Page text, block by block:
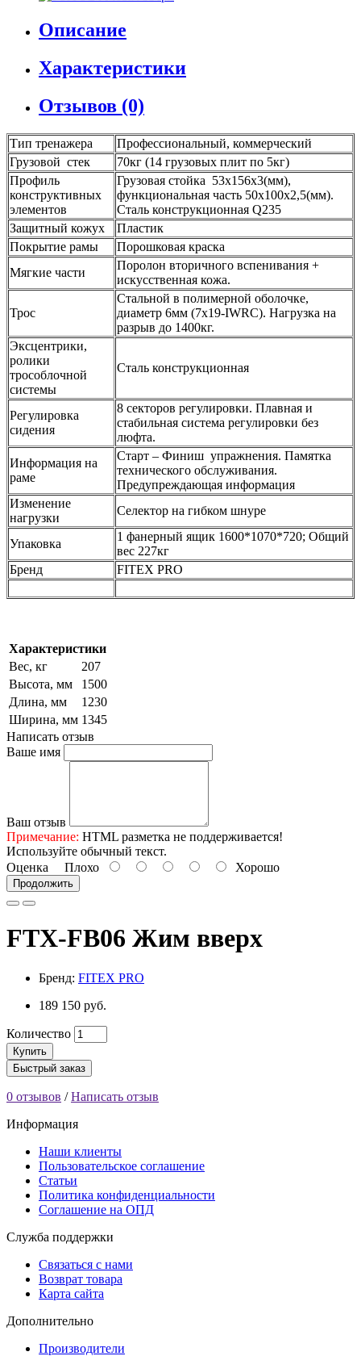
Описание
Характеристики
Отзывов (0)
Тип тренажера
Профессиональный, коммерческий
Грузовой стек
70кг (14 грузовых плит по 5кг)
Профиль
конструктивных
элементов
Грузовая стойка 53х156х3(мм),
функциональная часть 50х100х2,5(мм).
Сталь конструкционная Q235
Защитный кожух
Пластик
Покрытие рамы
Порошковая краска
Мягкие части
Поролон вторичного вспенивания +
искусственная кожа.
Трос
Стальной в полимерной оболочке,
диаметр 6мм (7x19-IWRC). Нагрузка на
разрыв до 1400кг.
Эксцентрики,
ролики
трособлочной
системы
Сталь конструкционная
Регулировка
сидения
8 секторов регулировки. Плавная и
стабильная система регулировки без
люфта.
Информация на
раме
Старт – Финиш упражнения. Памятка
технического обслуживания.
Предупреждающая информация
Изменение
нагрузки
Селектор на гибком шнуре
Упаковка
1 фанерный ящик 1600*1070*720; Общий
вес 227кг
Бренд
FITEX PRO
Характеристики
Вес, кг
207
Высота, мм
1500
Длина, мм
1230
Ширина, мм 1345
Написать отзыв
Ваше имя
Ваш отзыв
Примечание: HTML разметка не поддерживается!
Используйте обычный текст.
Оценка Плохо Хорошо
Продолжить
FTX-FB06 Жим вверх
Бренд: FITEX PRO
189 150 руб.
Количество
Купить
Быстрый заказ
0 отзывов /Написать отзыв
Информация
Наши клиенты
Пользовательское соглашение
Статьи
Политика конфиденциальности
Соглашение на ОПД
Служба поддержки
Связаться с нами
Возврат товара
Карта сайта
Дополнительно
Производители